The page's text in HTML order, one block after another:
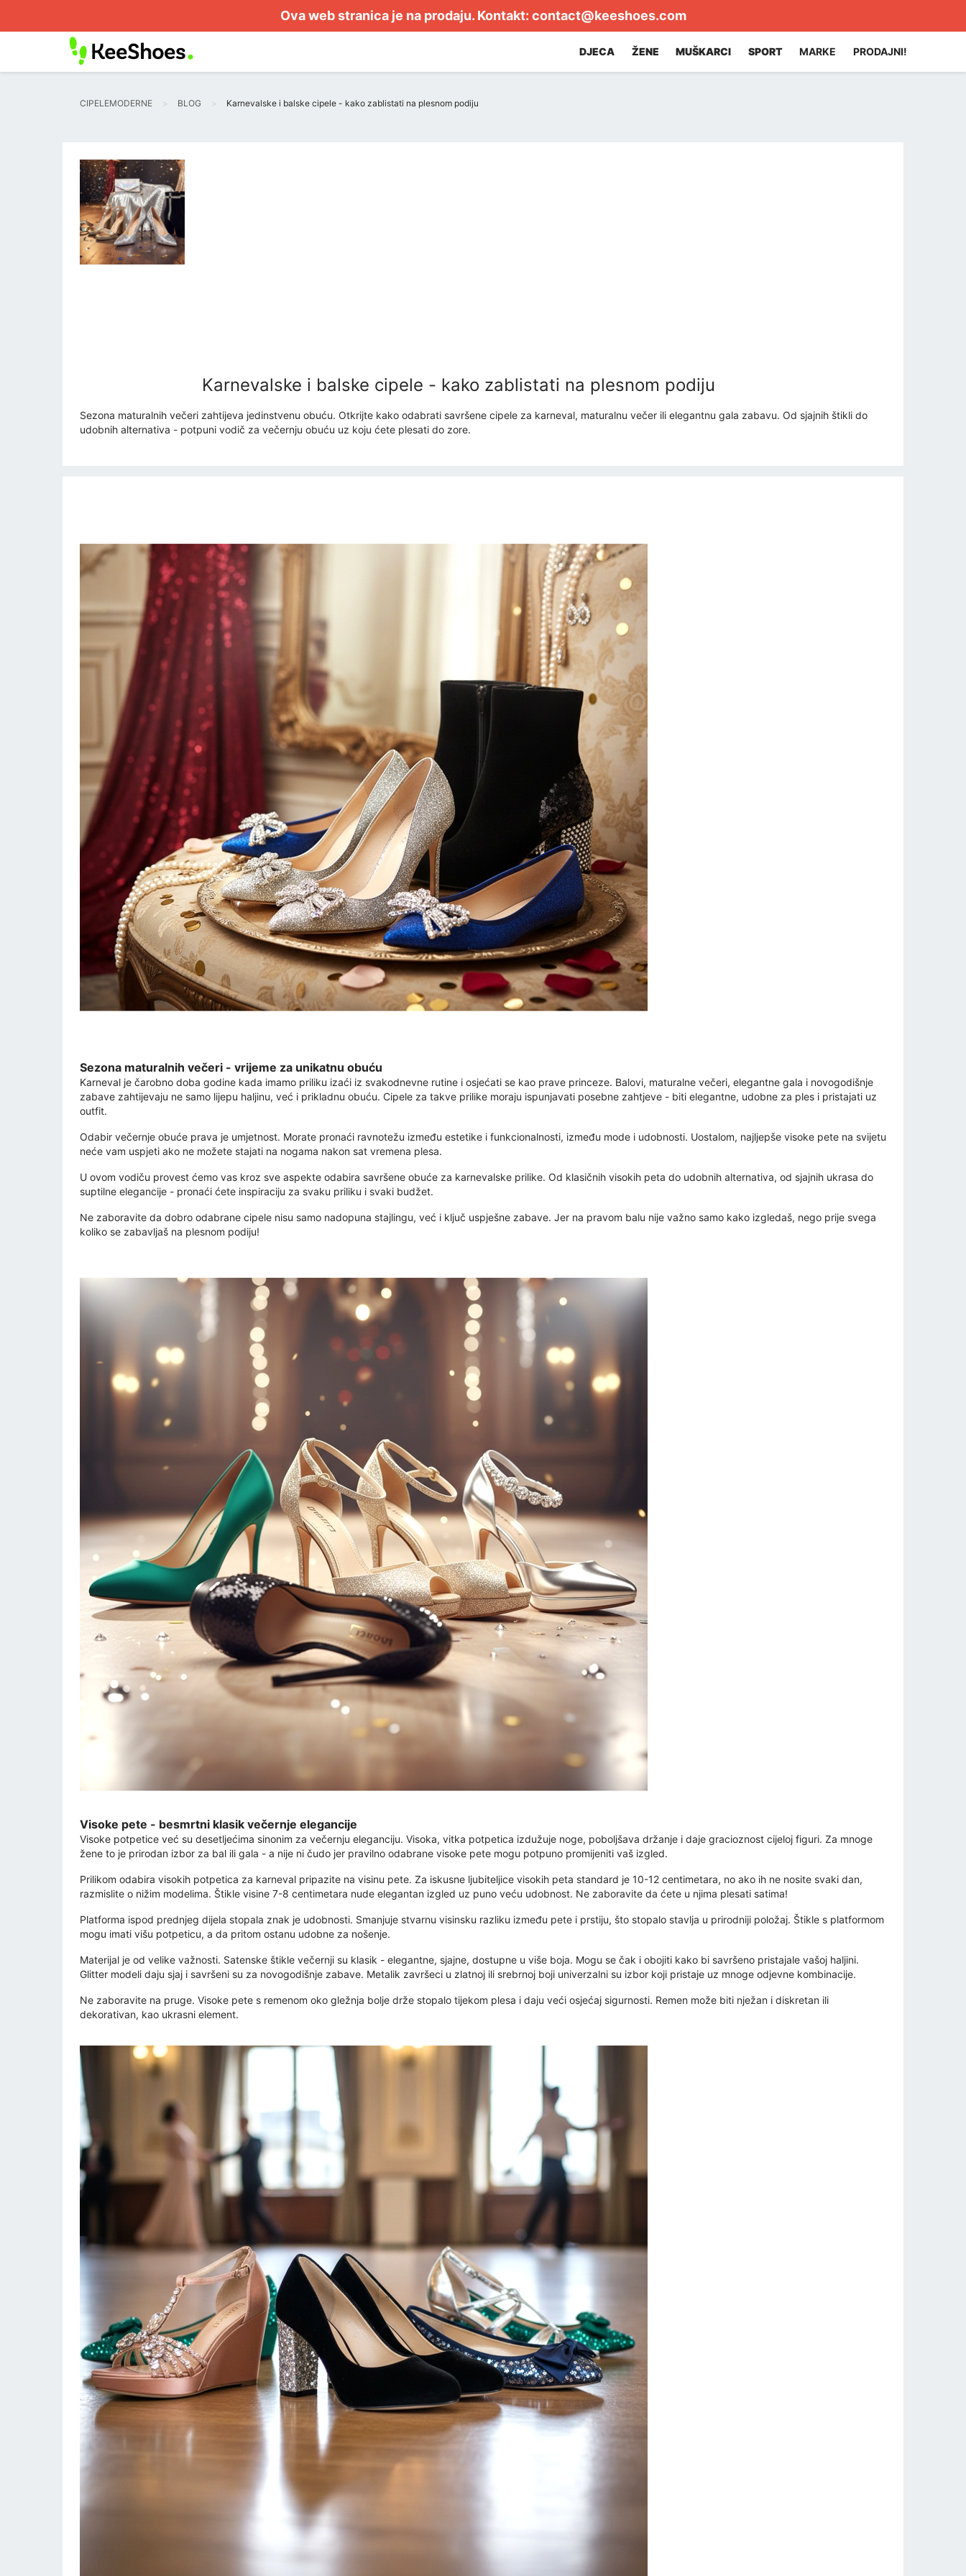
Ova web stranica je na prodaju. Kontakt: contact@keeshoes.com
DJECA ŽENE MUŠKARCI SPORT MARKE PRODAJNI!
CIPELEMODERNE BLOG Karnevalske i balske cipele - kako zablistati na plesnom podiju
Karnevalske i balske cipele - kako zablistati na plesnom podiju
Sezona maturalnih večeri zahtijeva jedinstvenu obuću. Otkrijte kako odabrati savršene cipele za karneval, maturalnu večer ili elegantnu gala zabavu. Od sjajnih štikli do
udobnih alternativa - potpuni vodič za večernju obuću uz koju ćete plesati do zore.
Sezona maturalnih večeri - vrijeme za unikatnu obuću
Karneval je čarobno doba godine kada imamo priliku izaći iz svakodnevne rutine i osjećati se kao prave princeze. Balovi, maturalne večeri, elegantne gala i novogodišnje
zabave zahtijevaju ne samo lijepu haljinu, već i prikladnu obuću. Cipele za takve prilike moraju ispunjavati posebne zahtjeve - biti elegantne, udobne za ples i pristajati uz
outfit.
Odabir večernje obuće prava je umjetnost. Morate pronaći ravnotežu između estetike i funkcionalnosti, između mode i udobnosti. Uostalom, najljepše visoke pete na svijetu
neće vam uspjeti ako ne možete stajati na nogama nakon sat vremena plesa.
U ovom vodiču provest ćemo vas kroz sve aspekte odabira savršene obuće za karnevalske prilike. Od klasičnih visokih peta do udobnih alternativa, od sjajnih ukrasa do
suptilne elegancije - pronaći ćete inspiraciju za svaku priliku i svaki budžet.
Ne zaboravite da dobro odabrane cipele nisu samo nadopuna stajlingu, već i ključ uspješne zabave. Jer na pravom balu nije važno samo kako izgledaš, nego prije svega
koliko se zabavljaš na plesnom podiju!
Visoke pete - besmrtni klasik večernje elegancije
Visoke potpetice već su desetljećima sinonim za večernju eleganciju. Visoka, vitka potpetica izdužuje noge, poboljšava držanje i daje gracioznost cijeloj figuri. Za mnoge
žene to je prirodan izbor za bal ili gala - a nije ni čudo jer pravilno odabrane visoke pete mogu potpuno promijeniti vaš izgled.
Prilikom odabira visokih potpetica za karneval pripazite na visinu pete. Za iskusne ljubiteljice visokih peta standard je 10-12 centimetara, no ako ih ne nosite svaki dan,
razmislite o nižim modelima. Štikle visine 7-8 centimetara nude elegantan izgled uz puno veću udobnost. Ne zaboravite da ćete u njima plesati satima!
Platforma ispod prednjeg dijela stopala znak je udobnosti. Smanjuje stvarnu visinsku razliku između pete i prstiju, što stopalo stavlja u prirodniji položaj. Štikle s platformom
mogu imati višu potpeticu, a da pritom ostanu udobne za nošenje.
Materijal je od velike važnosti. Satenske štikle večernji su klasik - elegantne, sjajne, dostupne u više boja. Mogu se čak i obojiti kako bi savršeno pristajale vašoj haljini.
Glitter modeli daju sjaj i savršeni su za novogodišnje zabave. Metalik završeci u zlatnoj ili srebrnoj boji univerzalni su izbor koji pristaje uz mnoge odjevne kombinacije.
Ne zaboravite na pruge. Visoke pete s remenom oko gležnja bolje drže stopalo tijekom plesa i daju veći osjećaj sigurnosti. Remen može biti nježan i diskretan ili
dekorativan, kao ukrasni element.